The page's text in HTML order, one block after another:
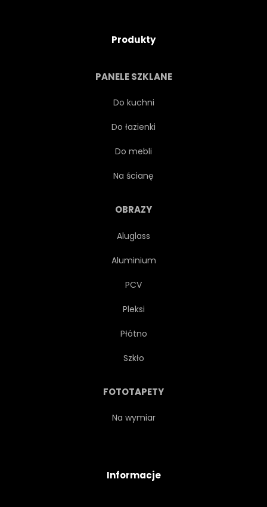
Produkty
PANELE SZKLANE
Do kuchni
Do łazienki
Do mebli
Na ścianę
OBRAZY
Aluglass
Aluminium
PCV
Pleksi
Płótno
Szkło
FOTOTAPETY
Na wymiar
Informacje